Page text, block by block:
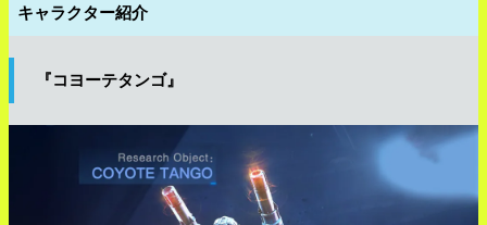
キャラクター紹介
『コヨーテタンゴ』